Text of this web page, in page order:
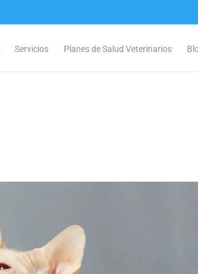
Servicios Planes de Salud Veterinarios